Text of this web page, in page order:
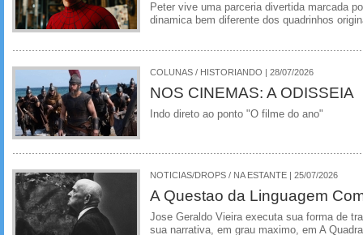
Peter vive uma parceria divertida marcada
dinamica bem diferente dos quadrinhos
COLUNAS / HISTORIANDO | 28/07/2026
NOS CINEMAS: A ODISSEIA
Indo direto ao ponto "O filme do ano"
NOTICIAS/DROPS / NA ESTANTE | 25/07/2026
A Questao da Linguagem
Jose Geraldo Vieira executa sua forma de
sua narrativa, em grau maximo, em A